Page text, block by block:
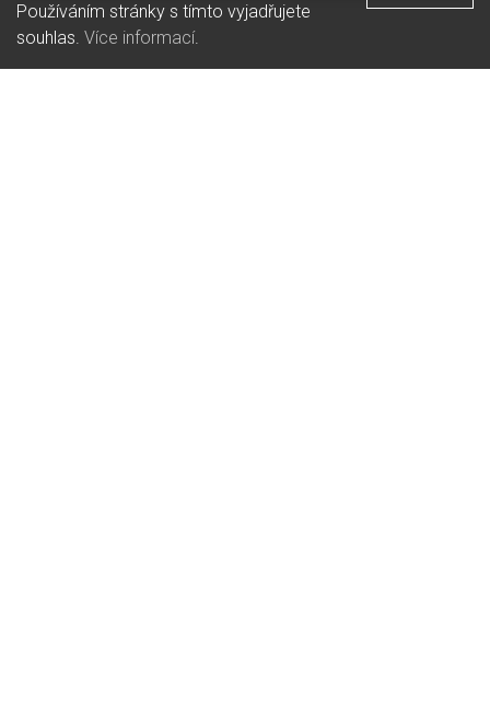
Používáním stránky s tímto vyjadřujete
souhlas. Více informací.